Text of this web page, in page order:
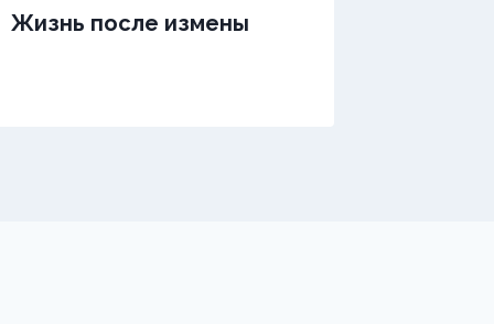
Жизнь после измены